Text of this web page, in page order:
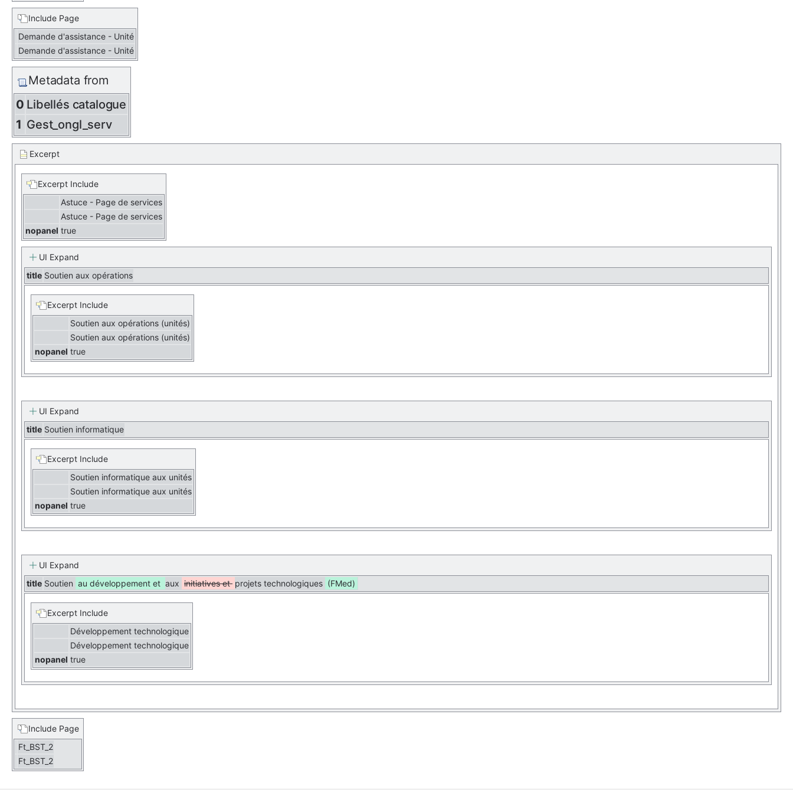
Include Page
Demande d'assistance - Unité
Demande d'assistance - Unité
Metadata from
0 Libellés catalogue
1 Gest_ongl_serv
Excerpt
Excerpt Include
Astuce - Page de services
Astuce - Page de services
nopanel true
UI Expand
title Soutien aux opérations
Excerpt Include
Soutien aux opérations (unités)
Soutien aux opérations (unités)
nopanel true
UI Expand
title Soutien informatique
Excerpt Include
Soutien informatique aux unités
Soutien informatique aux unités
nopanel true
UI Expand
title Soutien au développement et aux initiatives et projets technologiques (FMed)
Excerpt Include
Développement technologique
Développement technologique
nopanel true
Include Page
Ft_BST_2
Ft_BST_2